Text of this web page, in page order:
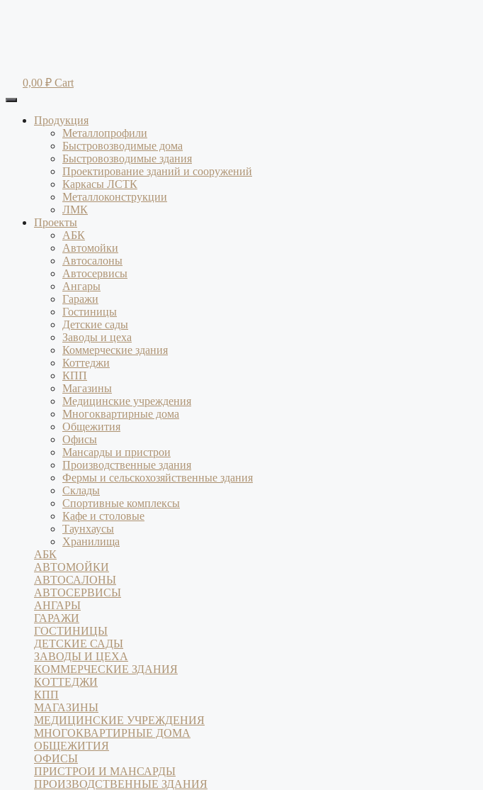
0,00 ₽ Cart
Продукция
Металлопрофили
Быстровозводимые дома
Быстровозводимые здания
Проектирование зданий и сооружений
Каркасы ЛСТК
Металлоконструкции
ЛМК
Проекты
АБК
Автомойки
Автосалоны
Автосервисы
Ангары
Гаражи
Гостиницы
Детские сады
Заводы и цеха
Коммерческие здания
Коттеджи
КПП
Магазины
Медицинские учреждения
Многоквартирные дома
Общежития
Офисы
Мансарды и пристрои
Производственные здания
Фермы и сельскохозяйственные здания
Склады
Спортивные комплексы
Кафе и столовые
Таунхаусы
Хранилища
АБК
АВТОМОЙКИ
АВТОСАЛОНЫ
АВТОСЕРВИСЫ
АНГАРЫ
ГАРАЖИ
ГОСТИНИЦЫ
ДЕТСКИЕ САДЫ
ЗАВОДЫ И ЦЕХА
КОММЕРЧЕСКИЕ ЗДАНИЯ
КОТТЕДЖИ
КПП
МАГАЗИНЫ
МЕДИЦИНСКИЕ УЧРЕЖДЕНИЯ
МНОГОКВАРТИРНЫЕ ДОМА
ОБЩЕЖИТИЯ
ОФИСЫ
ПРИСТРОИ И МАНСАРДЫ
ПРОИЗВОДСТВЕННЫЕ ЗДАНИЯ